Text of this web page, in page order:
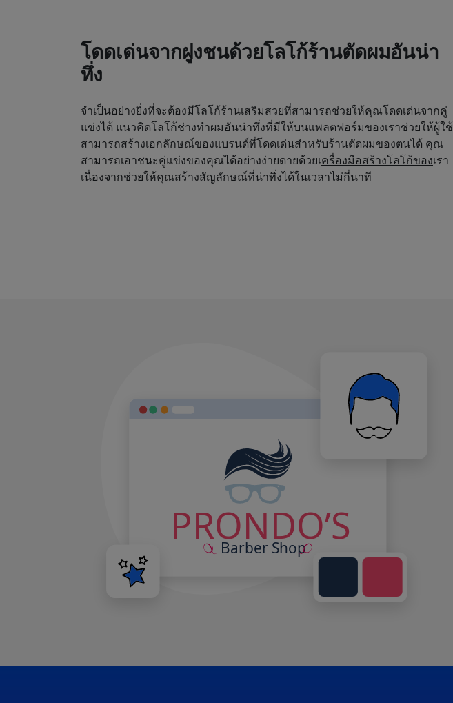
โดดเด่นจากฝูงชนด้วยโลโก้ร้านตัดผมอันน่า
ทึ่ง
จำเป็นอย่างยิ่งที่จะต้องมีโลโก้ร้านเสริมสวยที่สามารถช่วยให้คุณโดดเด่นจากคู่
แข่งได้ แนวคิดโลโก้ช่างทำผมอันน่าทึ่งที่มีให้บนแพลตฟอร์มของเราช่วยให้ผู้ใช้
สามารถสร้างเอกลักษณ์ของแบรนด์ที่โดดเด่นสำหรับร้านตัดผมของตนได้ คุณ
สามารถเอาชนะคู่แข่งของคุณได้อย่างง่ายดายด้วยเครื่องมือสร้างโลโก้ของเรา
เนื่องจากช่วยให้คุณสร้างสัญลักษณ์ที่น่าทึ่งได้ในเวลาไม่กี่นาที